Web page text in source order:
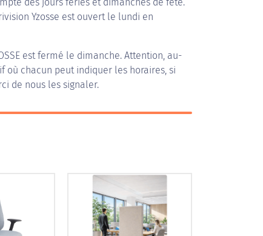
Yzosse est ouvert le lundi en
est fermé le dimanche. Attention, au-
où chacun peut indiquer les horaires, si
de nous les signaler.